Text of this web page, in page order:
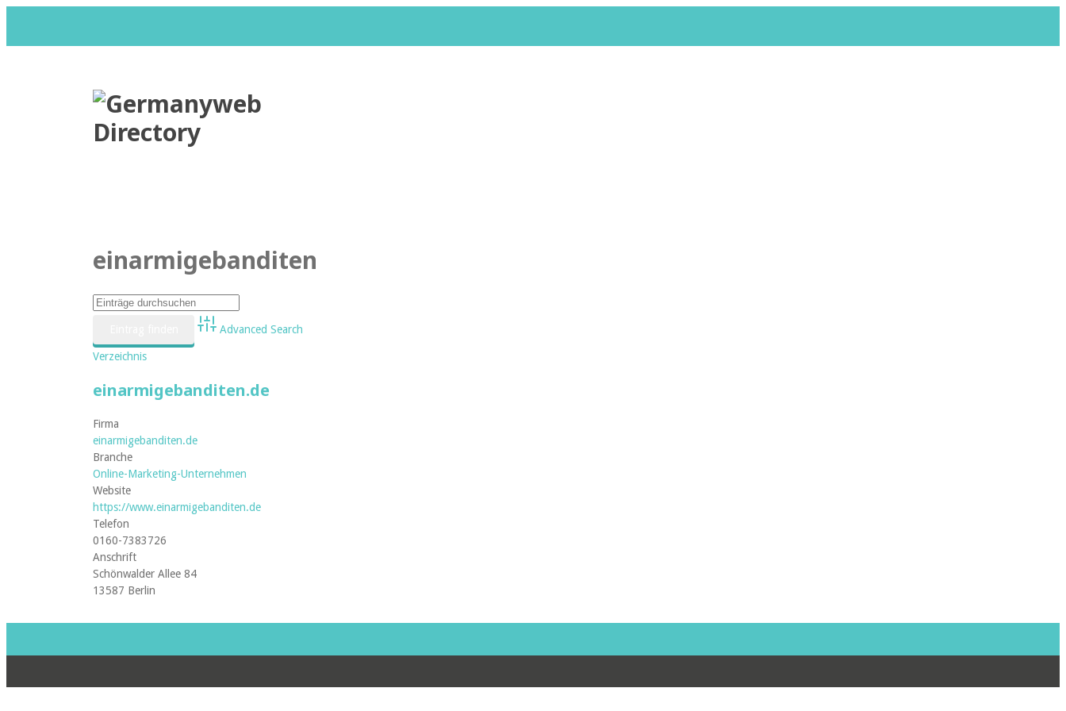
einarmigebanditen
Advanced Search
Verzeichnis
einarmigebanditen.de
Firma
einarmigebanditen.de
Branche
Online-Marketing-Unternehmen
Website
https://www.einarmigebanditen.de
Telefon
0160-7383726
Anschrift
Schönwalder Allee 84
13587 Berlin